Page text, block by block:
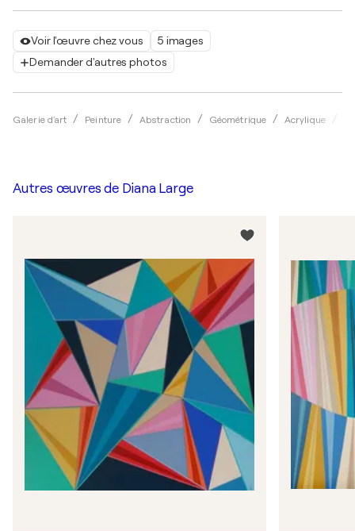
Voir l'œuvre chez vous
5 images
Demander d'autres photos
Galerie d'art Peinture Abstraction Géométrique Acrylique
Autres œuvres de Diana Large